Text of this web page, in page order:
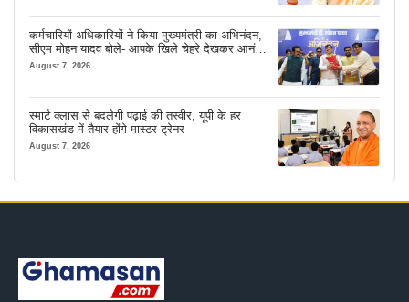
कर्मचारियों-अधिकारियों ने किया मुख्यमंत्री का अभिनंदन,
सीएम मोहन यादव बोले- आपके खिले चेहरे देखकर आनंद
आता है
August 7, 2026
स्मार्ट क्लास से बदलेगी पढ़ाई की तस्वीर, यूपी के हर
विकासखंड में तैयार होंगे मास्टर ट्रेनर
August 7, 2026